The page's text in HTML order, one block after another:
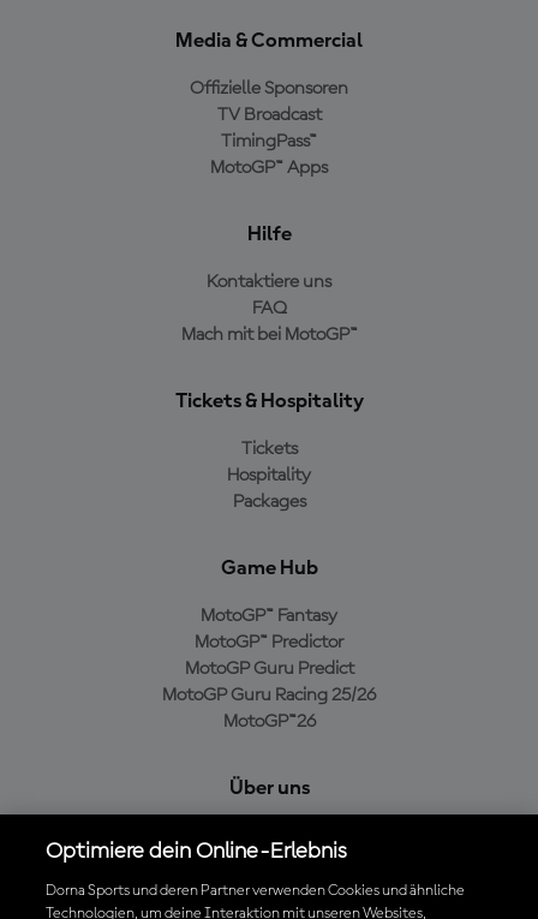
Media & Commercial
Offizielle Sponsoren
TV Broadcast
TimingPass™
MotoGP™ Apps
Hilfe
Kontaktiere uns
FAQ
Mach mit bei MotoGP™
Tickets & Hospitality
Tickets
Hospitality
Packages
Game Hub
MotoGP™ Fantasy
MotoGP™ Predictor
MotoGP Guru Predict
MotoGP Guru Racing 25/26
MotoGP™26
Über uns
Cookie-Richtlinien
Geschäftsbedingungen
Optimiere dein Online-Erlebnis
Dorna Sports und deren Partner verwenden Cookies und ähnliche
Technologien, um deine Interaktion mit unseren Websites,